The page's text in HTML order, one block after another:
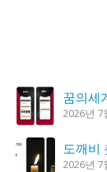
꿈의세
2026년 7
도깨비
2026년 7